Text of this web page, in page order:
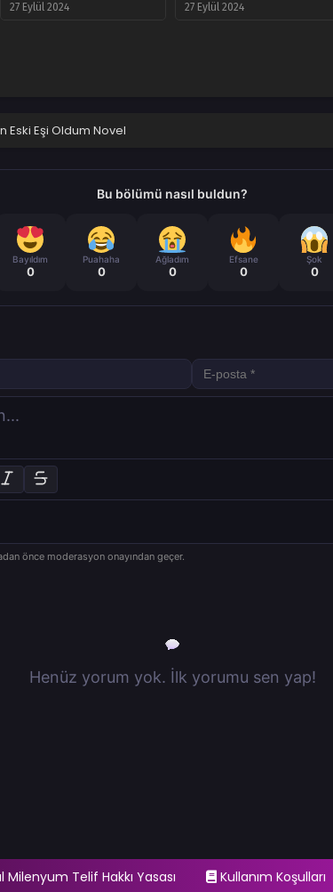
27 Eylül 2024 27 Eylül 2024
Eski Eşi Oldum Novel
Bu bölümü nasıl buldun?
Bayıldım
0
Puahaha
0
Ağladım
0
Efsane
0
Şok
0
önce moderasyon onayından geçer.
Henüz yorum yok. İlk yorumu sen yap!
Milenyum Telif Hakkı Yasası Kullanım Koşulları